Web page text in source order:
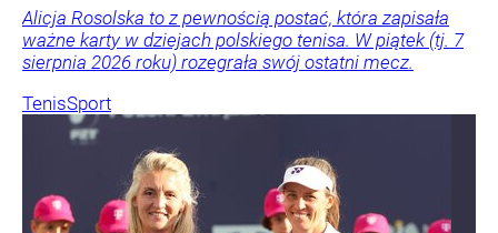
Alicja Rosolska to z pewnością postać, która zapisała
ważne karty w dziejach polskiego tenisa. W piątek (tj. 7
sierpnia 2026 roku) rozegrała swój ostatni mecz.
TenisSport